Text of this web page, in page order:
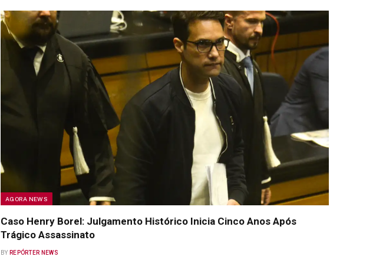
AGORA NEWS
Caso Henry Borel: Julgamento Histórico Inicia Cinco Anos Após
Trágico Assassinato
BY REPÓRTER NEWS